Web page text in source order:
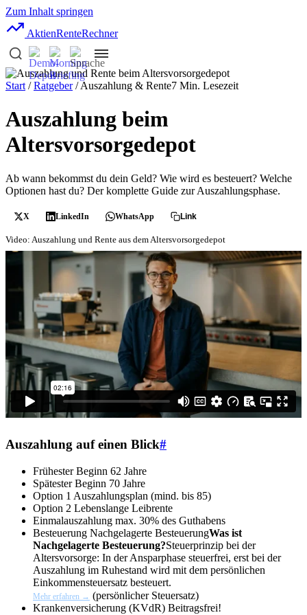
Zum Inhalt springen
AktienRenteRechner
Start /Ratgeber/ Auszahlung & Rente7 Min. Lesezeit
Auszahlung beim
Altersvorsorgedepot
Ab wann bekommst du dein Geld? Wie wird es besteuert? Welche
Optionen hast du? Der komplette Guide zur Auszahlungsphase.
X LinkedIn WhatsApp Link
Video: Auszahlung und Rente aus dem Altersvorsorgedepot
Auszahlung auf einen Blick#
Frühester Beginn 62 Jahre
Spätester Beginn 70 Jahre
Option 1 Auszahlungsplan (mind. bis 85)
Option 2 Lebenslange Leibrente
Einmalauszahlung max. 30% des Guthabens
Besteuerung Nachgelagerte BesteuerungWas ist
Nachgelagerte Besteuerung?Steuerprinzip bei der
Altersvorsorge: In der Ansparphase steuerfrei, erst bei der
Auszahlung im Ruhestand wird mit dem persönlichen
Einkommensteuersatz besteuert.
Mehr erfahren → (persönlicher Steuersatz)
Krankenversicherung (KVdR) Beitragsfrei!